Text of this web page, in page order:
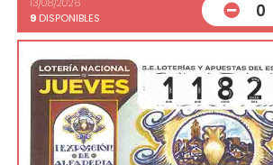
9 DISPONIBLES 0